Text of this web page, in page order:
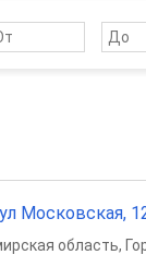
Московская,
область,